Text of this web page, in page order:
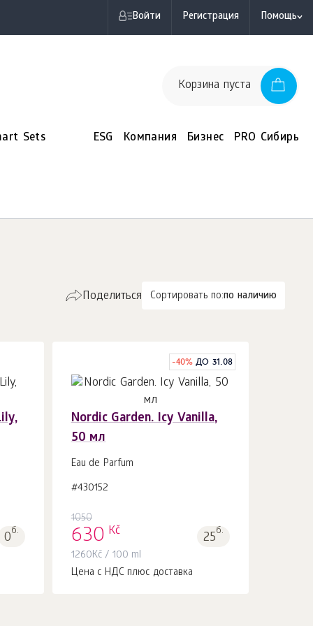
Войти Регистрация Помощь
Корзина пуста
Sets ESG Компания Бизнес PRO Сибирь
Сортировать по:по наличию
Поделиться
0б.
-40% ДО 31.08
Nordic Garden. Icy Vanilla,
50 мл
Eau de Parfum
#430152
1050
630 Kč 25б.
1260Kč/ 100 ml
Цена с НДС плюс доставка